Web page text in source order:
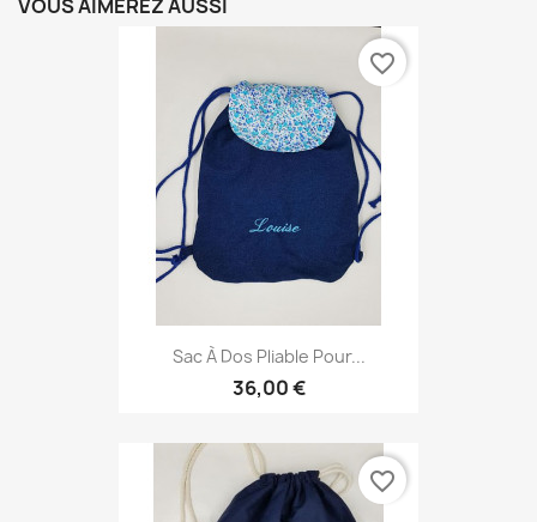
VOUS AIMEREZ AUSSI
Sac À Dos Pliable Pour...
36,00 €
favorite_border
favorite_border